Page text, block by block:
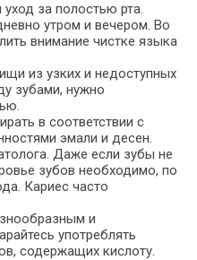
за полостью рта.
утром и вечером. Во
внимание чистке языка
из узких и недоступных
зубами, нужно
в соответствии с
эмали и десен.
Даже если зубы не
зубов необходимо, по
Кариес часто
и
употреблять
содержащих кислоту.